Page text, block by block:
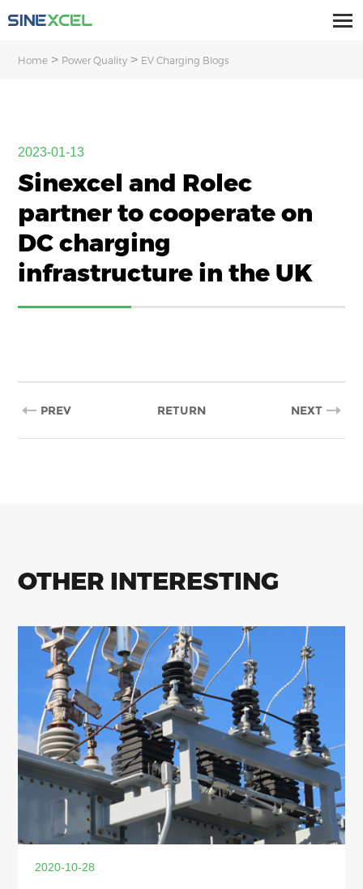
Home > Power Quality > EV Charging Blogs
2023-01-13
Sinexcel and Rolec
partner to cooperate on
DC charging
infrastructure in the UK
PREV NEXT
RETURN
OTHER INTERESTING
2020-10-28